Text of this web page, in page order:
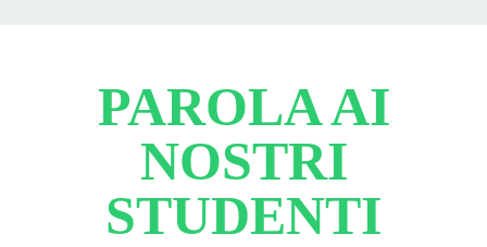
PAROLA AI
NOSTRI
STUDENTI